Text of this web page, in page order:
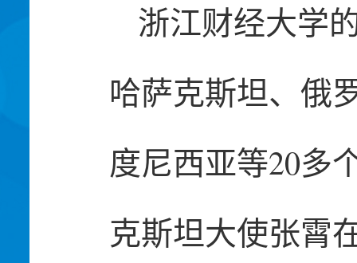
浙江财经大学
哈萨克斯坦、俄
度尼西亚等20多
克斯坦大使张霄